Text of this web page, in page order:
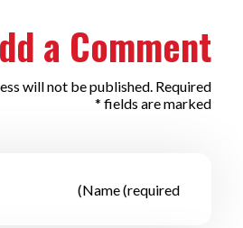
a Comment
will not be published. Required
fields are marked *